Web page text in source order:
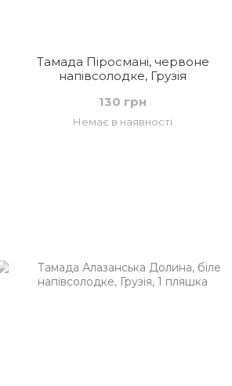
Тамада Піросмані, червоне
напівсолодке, Грузія
130 грн
Немає в наявності